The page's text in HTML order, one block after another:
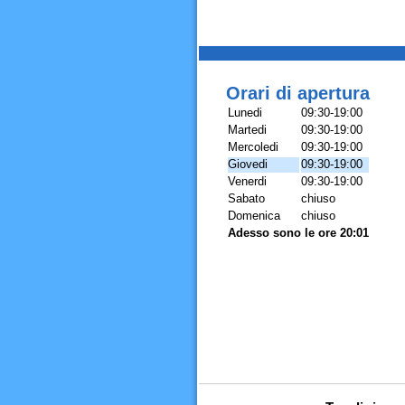
Orari di apertura
Lunedi
09:30-19:00
Martedi
09:30-19:00
Mercoledi
09:30-19:00
Giovedi
09:30-19:00
Venerdi
09:30-19:00
Sabato
chiuso
Domenica
chiuso
Adesso sono le ore 20:01